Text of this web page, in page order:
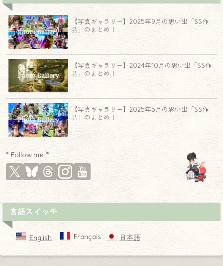
【写真ギャラリー】2025年9月の思い出「SS作
品」のまとめ！
【写真ギャラリー】2024年10月の思い出「SS作
品」のまとめ！
【写真ギャラリー】2025年5月の思い出「SS作
品」のまとめ！
* Follow me! *
言語スイッチ
English Français 日本語